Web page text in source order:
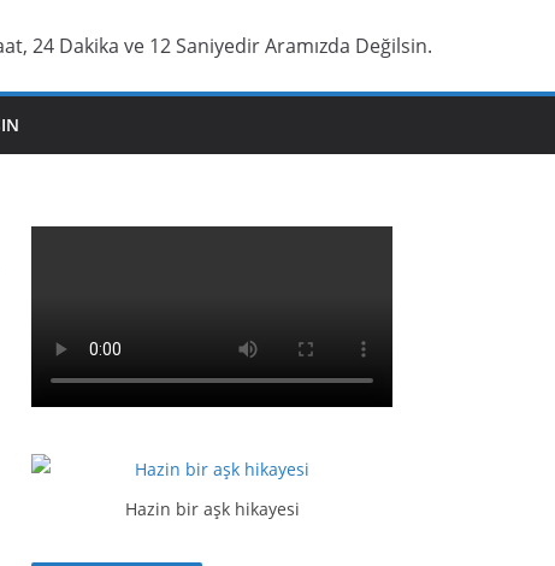
24 Dakika ve 13 Saniyedir Aramızda Değilsin.
Hazin bir aşk hikayesi